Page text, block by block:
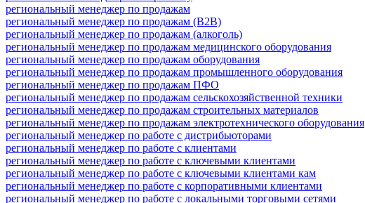
региональный менеджер по продажам
региональный менеджер по продажам (B2B)
региональный менеджер по продажам (алкоголь)
региональный менеджер по продажам медицинского оборудования
региональный менеджер по продажам оборудования
региональный менеджер по продажам промышленного оборудования
региональный менеджер по продажам ПФО
региональный менеджер по продажам сельскохозяйственной техники
региональный менеджер по продажам строительных материалов
региональный менеджер по продажам электротехнического оборудования
региональный менеджер по работе с дистрибьюторами
региональный менеджер по работе с клиентами
региональный менеджер по работе с ключевыми клиентами
региональный менеджер по работе с ключевыми клиентами кам
региональный менеджер по работе с корпоративными клиентами
региональный менеджер по работе с локальными торговыми сетями